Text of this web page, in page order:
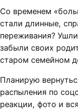
Со временем
стали длинные,
переживания?
забыли своих
старом семейном
Планирую
распыления по
реакции, фото и